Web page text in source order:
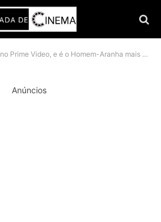
Video, e é o Homem-Aranha mais diferente de 2026
Anúncios